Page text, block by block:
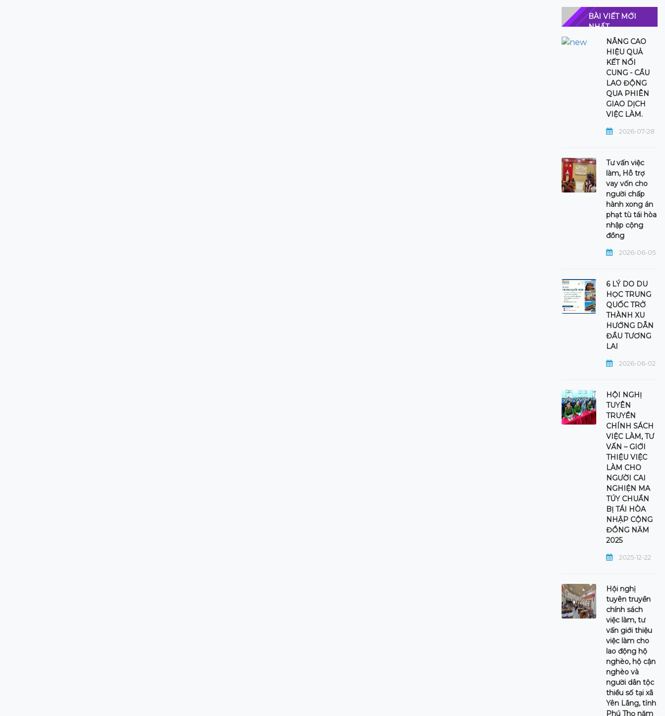
BÀI VIẾT MỚI
NHẤT
NÂNG CAO
HIỆU QUẢ
KẾT NỐI
CUNG - CẦU
LAO ĐỘNG
QUA PHIÊN
GIAO DỊCH
VIỆC LÀM.
2026-07-28
Tư vấn việc
làm, Hỗ trợ
vay vốn cho
người chấp
hành xong án
phạt tù tái hòa
nhập cộng
đồng
2026-06-05
6 LÝ DO DU
HỌC TRUNG
QUỐC TRỞ
THÀNH XU
HƯỚNG DẪN
ĐẦU TƯƠNG
LAI
2026-06-02
HỘI NGHỊ
TUYÊN
TRUYỀN
CHÍNH SÁCH
VIỆC LÀM, TƯ
VẤN – GIỚI
THIỆU VIỆC
LÀM CHO
NGƯỜI CAI
NGHIỆN MA
TÚY CHUẨN
BỊ TÁI HÒA
NHẬP CỘNG
ĐỒNG NĂM
2025
2025-12-22
Hội nghị
tuyên truyền
chính sách
việc làm, tư
vấn giới thiệu
việc làm cho
lao động hộ
nghèo, hộ cận
nghèo và
người dân tộc
thiểu số tại xã
Yên Lãng, tỉnh
Phú Thọ năm